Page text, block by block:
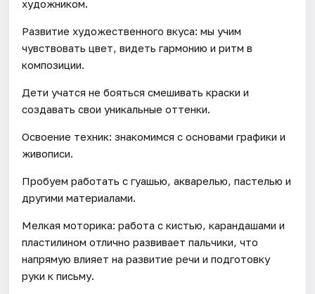
художником.
Развитие художественного вкуса: мы учим
чувствовать цвет, видеть гармонию и ритм в
композиции.
Дети учатся не бояться смешивать краски и
создавать свои уникальные оттенки.
Освоение техник: знакомимся с основами графики и
живописи.
Пробуем работать с гуашью, акварелью, пастелью и
другими материалами.
Мелкая моторика: работа с кистью, карандашами и
пластилином отлично развивает пальчики, что
напрямую влияет на развитие речи и подготовку
руки к письму.